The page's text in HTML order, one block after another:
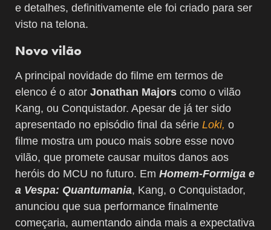
e detalhes, definitivamente ele foi criado para ser
visto na telona.
Novo vilão
A principal novidade do filme em termos de
elenco é o ator Jonathan Majors como o vilão
Kang, ou Conquistador. Apesar de já ter sido
apresentado no episódio final da série Loki, o
filme mostra um pouco mais sobre esse novo
vilão, que promete causar muitos danos aos
heróis do MCU no futuro. Em Homem-Formiga e
a Vespa: Quantumania, Kang, o Conquistador,
anunciou que sua performance finalmente
começaria, aumentando ainda mais a expectativa